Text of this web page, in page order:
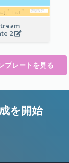
2
プレートを見る
を開始